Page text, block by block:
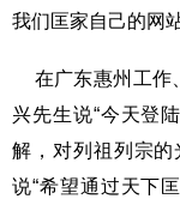
我们匡家自己的网站
在广东惠州工作
兴先生说“今天登
解，对列祖列宗的
说“希望通过天下